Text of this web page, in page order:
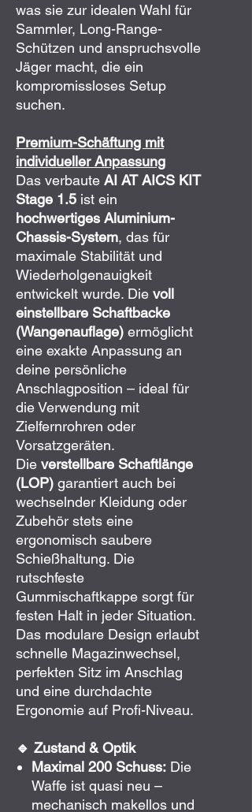
was sie zur idealen Wahl für
Sammler, Long-Range-
Schützen und anspruchsvolle
Jäger macht, die ein
kompromissloses Setup
suchen.
Premium-Schäftung mit
individueller Anpassung
Das verbaute AI AT AICS KIT
Stage 1.5 ist ein
hochwertiges Aluminium-
Chassis-System, das für
maximale Stabilität und
Wiederholgenauigkeit
entwickelt wurde. Die voll
einstellbare Schaftbacke
(Wangenauflage) ermöglicht
eine exakte Anpassung an
deine persönliche
Anschlagposition – ideal für
die Verwendung mit
Zielfernrohren oder
Vorsatzgeräten.
Die verstellbare Schaftlänge
(LOP) garantiert auch bei
wechselnder Kleidung oder
Zubehör stets eine
ergonomisch saubere
Schießhaltung. Die
rutschfeste
Gummischaftkappe sorgt für
festen Halt in jeder Situation.
Das modulare Design erlaubt
schnelle Magazinwechsel,
perfekten Sitz im Anschlag
und eine durchdachte
Ergonomie auf Profi-Niveau.
🔹 Zustand & Optik
Maximal 200 Schuss: Die
Waffe ist quasi neu –
mechanisch makellos und